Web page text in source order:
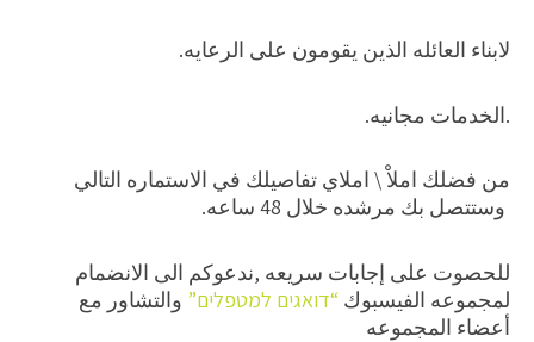
لابناء العائله الذين يقومون على الرعايه.
.الخدمات مجانيه.
من فضلك املاْ \ املاي تفاصيلك في الاستماره التالي
وستتصل بك مرشده خلال 48 ساعه.
للحصوت على إجابات سريعه ,ندعوكم الى الانضمام
لمجموعه الفيسبوك “דואגים למטפלים” والتشاور مع
أعضاء المجموعه